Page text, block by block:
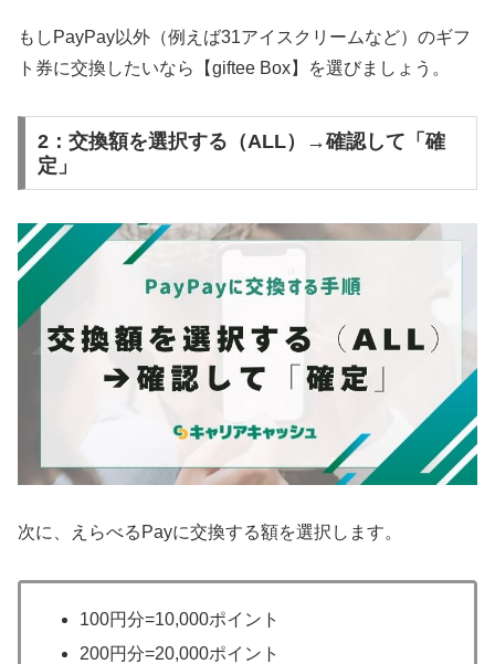
もしPayPay以外（例えば31アイスクリームなど）のギフ
ト券に交換したいなら【giftee Box】を選びましょう。
2：交換額を選択する（ALL）→確認して「確
定」
次に、えらべるPayに交換する額を選択します。
100円分=10,000ポイント
200円分=20,000ポイント